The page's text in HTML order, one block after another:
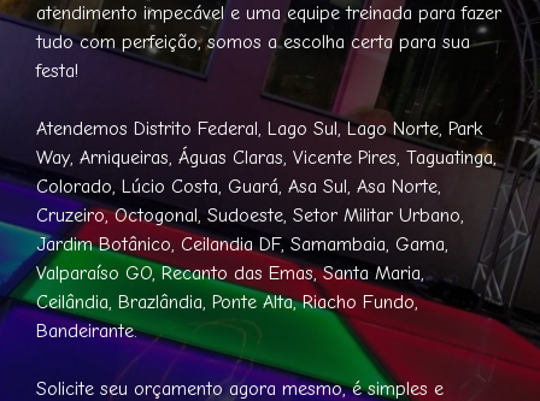
atendimento impecável e uma equipe treinada para fazer
tudo com perfeição, somos a escolha certa para sua
festa!
Atendemos Distrito Federal, Lago Sul, Lago Norte, Park
Way, Arniqueiras, Águas Claras, Vicente Pires, Taguatinga,
Colorado, Lúcio Costa, Guará, Asa Sul, Asa Norte,
Cruzeiro, Octogonal, Sudoeste, Setor Militar Urbano,
Jardim Botânico, Ceilandia DF, Samambaia, Gama,
Valparaíso GO, Recanto das Emas, Santa Maria,
Ceilândia, Brazlândia, Ponte Alta, Riacho Fundo,
Bandeirante.
Solicite seu orçamento agora mesmo, é simples e